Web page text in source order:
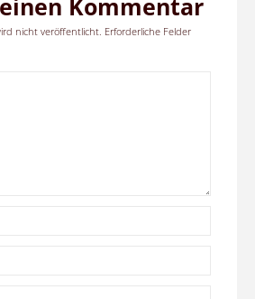
Kommentar
nicht veröffentlicht. Erforderliche Felder